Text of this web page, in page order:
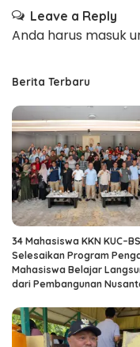
Leave a Reply
Anda harus masuk
Berita Terbaru
34 Mahasiswa KKN
Selesaikan Program
Mahasiswa Belajar
dari Pembangunan